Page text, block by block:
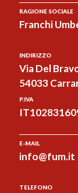
RAGIONE SOCIALE
Franchi
INDIRIZZO
Via Del
54033
P.IVA
E-MAIL
info@fum.it
TELEFONO